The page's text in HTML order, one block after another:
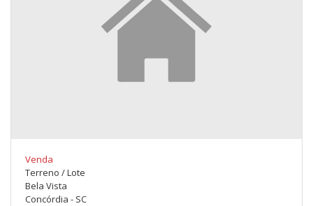
Venda
Terreno / Lote
Bela Vista
Concórdia - SC